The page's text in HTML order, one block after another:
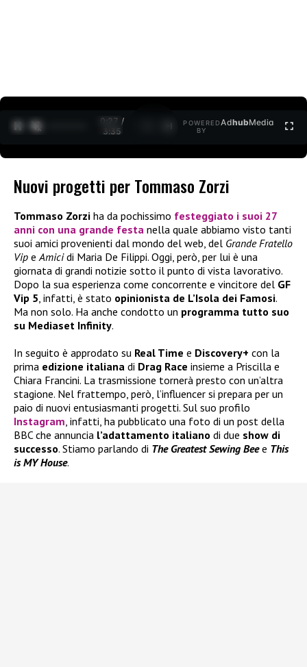
0:27 /
3:35
POWERED
BY
AdhubMedia
Nuovi progetti per Tommaso Zorzi
Tommaso Zorzi ha da pochissimo festeggiato i suoi 27
anni con una grande festa nella quale abbiamo visto tanti
suoi amici provenienti dal mondo del web, del Grande Fratello
Vip eAmicidi Maria De Filippi. Oggi, però, per lui è una
giornata di grandi notizie sotto il punto di vista lavorativo.
Dopo la sua esperienza come concorrente e vincitore del GF
Vip 5, infatti, è stato opinionista de L’Isola dei Famosi.
Ma non solo. Ha anche condotto un programma tutto suo
su Mediaset Infinity.
In seguito è approdato su Real Time e Discovery+ con la
prima edizione italiana di Drag Race insieme a Priscilla e
Chiara Francini. La trasmissione tornerà presto con un’altra
stagione. Nel frattempo, però, l’influencer si prepara per un
paio di nuovi entusiasmanti progetti. Sul suo profilo
Instagram, infatti, ha pubblicato una foto di un post della
BBC che annuncia l’adattamento italiano di due show di
successo. Stiamo parlando di The Greatest Sewing Beee This
is MY House.